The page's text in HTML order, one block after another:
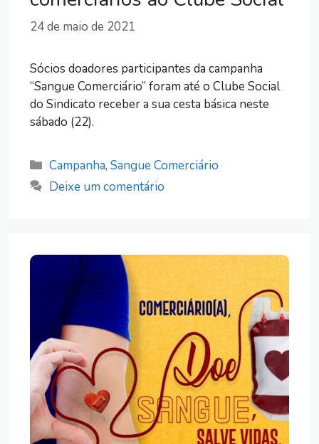
24 de maio de 2021
Sócios doadores participantes da campanha
“Sangue Comerciário” foram até o Clube Social
do Sindicato receber a sua cesta básica neste
sábado (22).
Categorias
Campanha,Sangue Comerciário
Deixe um comentário